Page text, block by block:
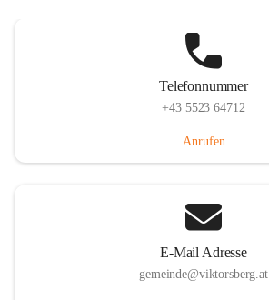
Telefonnummer
+43 5523 64712
Anrufen
E-Mail Adresse
gemeinde@viktorsberg.at